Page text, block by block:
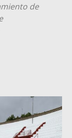
de